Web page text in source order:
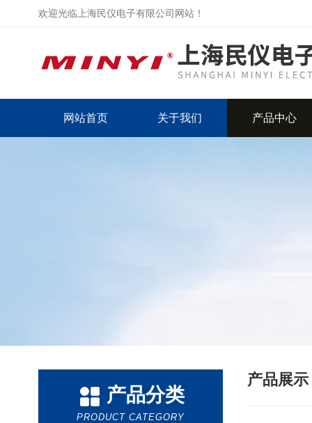
欢迎光临上海民仪电子有限公司网站！
网站首页 关于我们 产品中心
产品分类
PRODUCT CATEGORY
产品展示